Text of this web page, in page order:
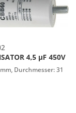
4,5 µF 450V
Durchmesser: 31